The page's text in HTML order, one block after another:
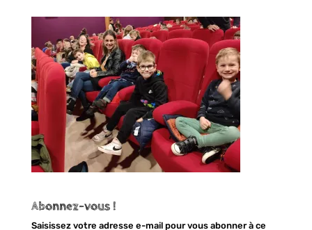
Abonnez-vous !
Saisissez votre adresse e-mail pour vous abonner à ce